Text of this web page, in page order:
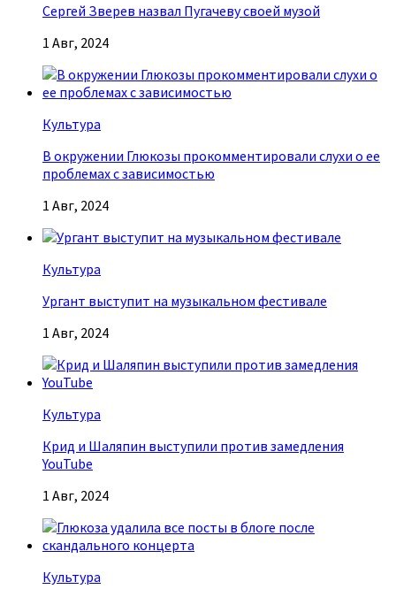
Сергей Зверев назвал Пугачеву своей музой
1 Авг, 2024
Культура
В окружении Глюкозы прокомментировали слухи о ее
проблемах с зависимостью
1 Авг, 2024
Культура
Ургант выступит на музыкальном фестивале
1 Авг, 2024
Культура
Крид и Шаляпин выступили против замедления
YouTube
1 Авг, 2024
Культура